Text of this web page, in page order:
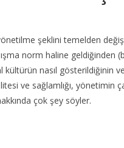
şeklini temelden
norm haline geldiğinden
kültürün nasıl gösterildiğinin
ve sağlamlığı, yönetimin
çok şey söyler.